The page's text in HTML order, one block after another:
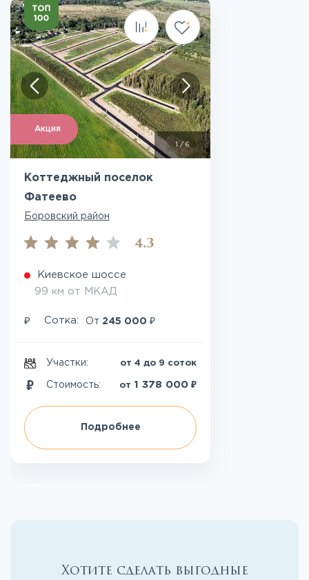
Акция
/6
Коттеджный поселок
Фатеево
Боровский район
4.3
Киевское шоссе
99 км от МКАД
₽ Сотка: От 245 000 ₽
Участки: от 4 до 9 соток
Стоимость: от 1 378 000 ₽
Подробнее
Хотите сделать выгодные